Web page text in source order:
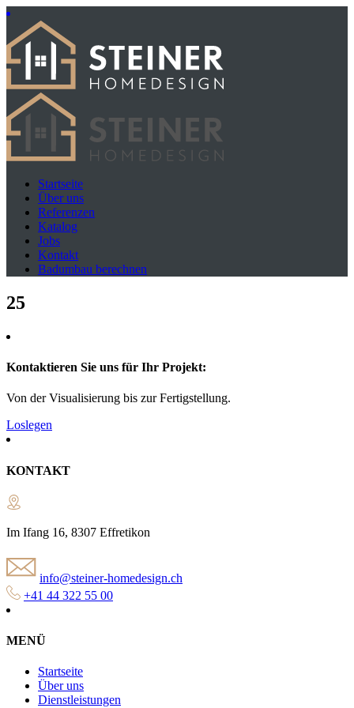
Startseite
Über uns
Referenzen
Katalog
Jobs
Kontakt
Badumbau berechnen
25
Kontaktieren Sie uns für Ihr Projekt:
Von der Visualisierung bis zur Fertigstellung.
Loslegen
KONTAKT
Im Ifang 16, 8307 Effretikon
info@steiner-homedesign.ch
+41 44 322 55 00
MENÜ
Startseite
Über uns
Dienstleistungen